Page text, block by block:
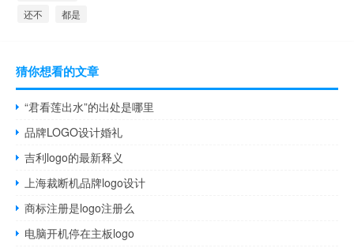
还不 都是
猜你想看的文章
“君看莲出水”的出处是哪里
品牌LOGO设计婚礼
吉利logo的最新释义
上海裁断机品牌logo设计
商标注册是logo注册么
电脑开机停在主板logo